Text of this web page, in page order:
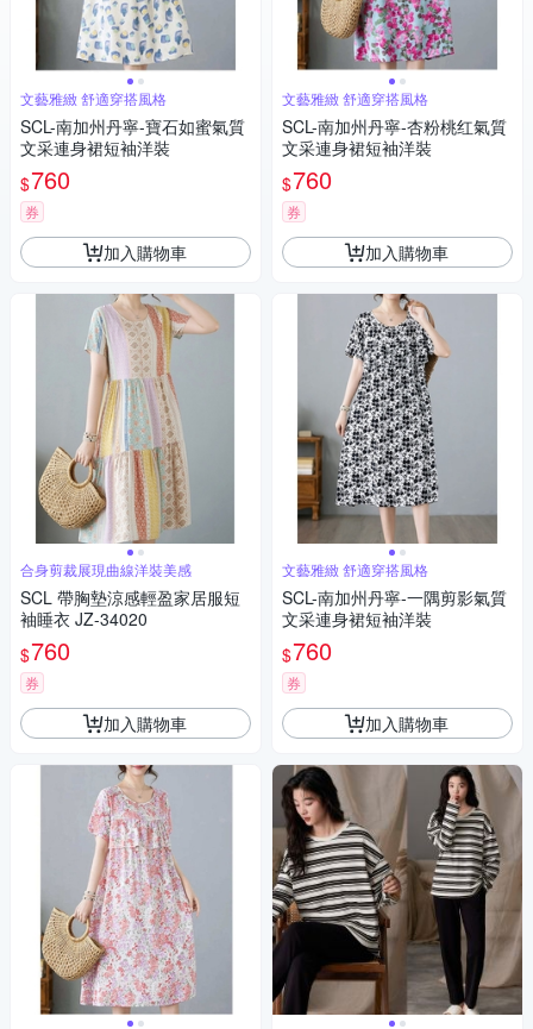
文藝雅緻 舒適穿搭風格
SCL-南加州丹寧-寶石如蜜氣質
文采連身裙短袖洋裝
$760
券
加入購物車
合身剪裁展現曲線洋裝美感
SCL 帶胸墊涼感輕盈家居服短
袖睡衣 JZ-34020
$760
券
加入購物車
文藝雅緻 舒適穿搭風格
SCL-南加州丹寧-杏粉桃红氣質
文采連身裙短袖洋裝
$760
券
加入購物車
文藝雅緻 舒適穿搭風格
SCL-南加州丹寧-一隅剪影氣質
文采連身裙短袖洋裝
$760
券
加入購物車